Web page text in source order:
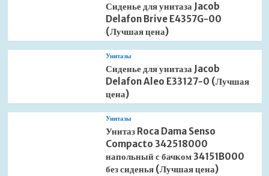
Сиденье для унитаза Jacob
Delafon Brive E4357G-00
(Лучшая цена)
Унитазы
Сиденье для унитаза Jacob
Delafon Aleo E33127-0 (Лучшая
цена)
Унитазы
Унитаз Roca Dama Senso
Compacto 342518000
напольный с бачком 34151B000
без сиденья (Лучшая цена)